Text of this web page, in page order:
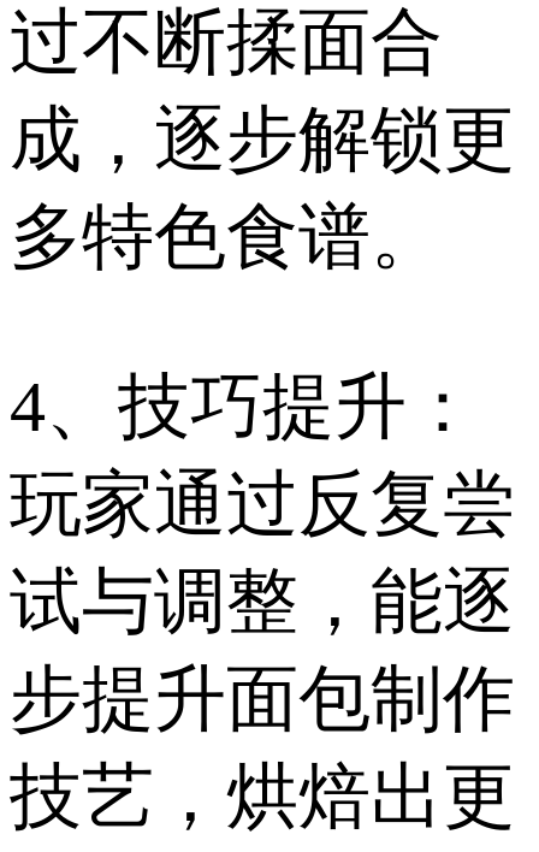
过不断揉面合
成，逐步解锁更
多特色食谱。
4、技巧提升：
玩家通过反复尝
试与调整，能逐
步提升面包制作
技艺，烘焙出更